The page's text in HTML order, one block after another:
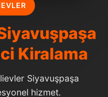
Kiralama
Siyavuşpaşa
hizmet.